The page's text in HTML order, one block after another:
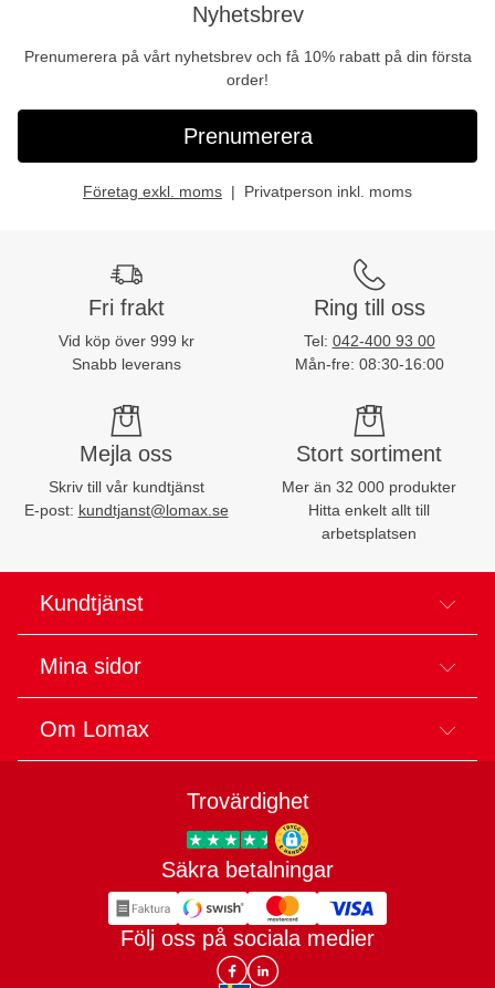
Nyhetsbrev
Prenumerera på vårt nyhetsbrev och få 10% rabatt på din första
order!
Prenumerera
Företag exkl. moms Privatperson inkl. moms
Fri frakt
Vid köp över 999 kr
Snabb leverans
Ring till oss
Tel: 042-400 93 00
Mån-fre: 08:30-16:00
Mejla oss
Skriv till vår kundtjänst
E-post: kundtjanst@lomax.se
Stort sortiment
Mer än 32 000 produkter
Hitta enkelt allt till
arbetsplatsen
Kundtjänst
Mina sidor
Om Lomax
Trovärdighet
Trygg E-handel
Säkra betalningar
Följ oss på sociala medier
Lomax DK Facebook
Lomax SE LinkIn